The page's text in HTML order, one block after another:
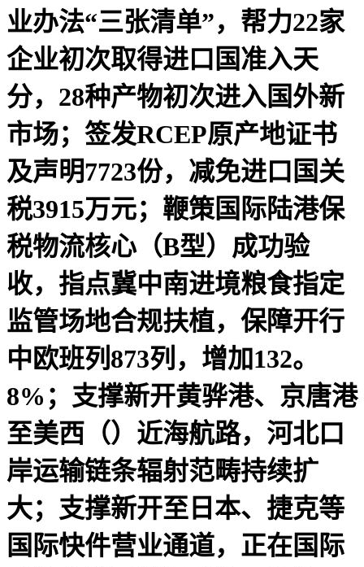
业办法“三张清单”，帮力22家
企业初次取得进口国准入天
分，28种产物初次进入国外新
市场；签发RCEP原产地证书
及声明7723份，减免进口国关
税3915万元；鞭策国际陆港保
税物流核心（B型）成功验
收，指点冀中南进境粮食指定
监管场地合规扶植，保障开行
中欧班列873列，增加132。
8%；支撑新开黄骅港、京唐港
至美西（）近海航路，河北口
岸运输链条辐射范畴持续扩
大；支撑新开至日本、捷克等
国际快件营业通道，正在国际